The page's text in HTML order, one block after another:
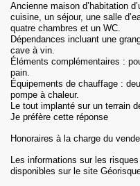
Ancienne maison d’habitation
cuisine, un séjour, une salle
quatre chambres et un WC.
Dépendances incluant une
cave à vin.
Éléments complémentaires :
pain.
Équipements de chauffage :
pompe à chaleur.
Le tout implanté sur un terrain
Je préfère cette réponse
Honoraires à la charge du
Les informations sur les
disponibles sur le site